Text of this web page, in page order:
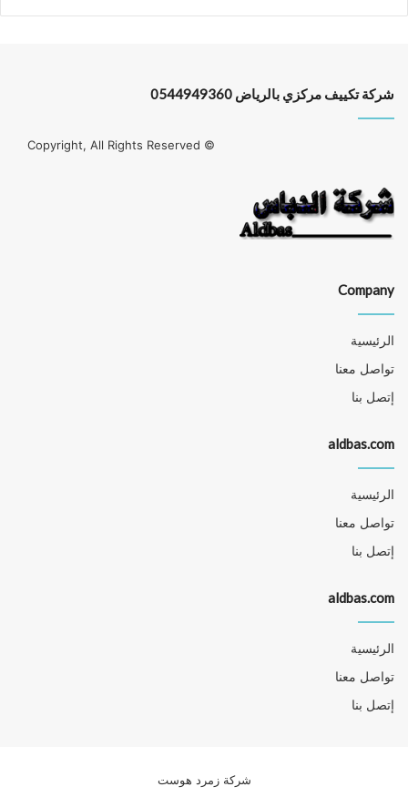
شركة تكييف مركزي بالرياض 0544949360
© Copyright, All Rights Reserved
Company
الرئيسية
تواصل معنا
إتصل بنا
aldbas.com
الرئيسية
تواصل معنا
إتصل بنا
aldbas.com
الرئيسية
تواصل معنا
إتصل بنا
شركة زمرد هوست